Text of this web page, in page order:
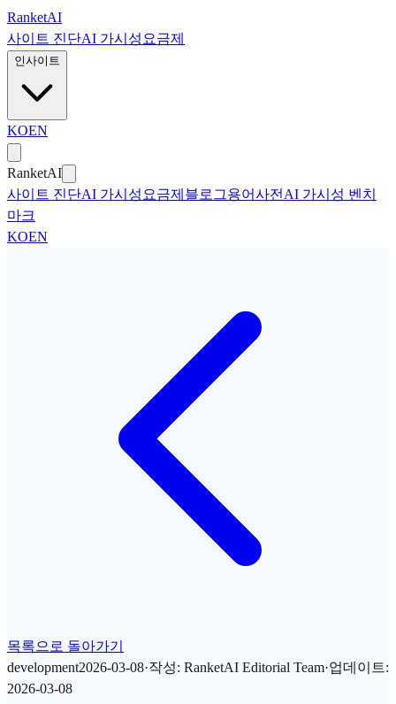
본문으로 건너뛰기
RanketAI
사이트 진단AI 가시성 요금제
인사이트
KOEN
RanketAI
사이트 진단AI 가시성 요금제 블로그용어사전 AI 가시성 벤치
마크
KOEN
목록으로 돌아가기
development2026-03-08·작성: RanketAI Editorial Team·업데이트:
2026-03-08